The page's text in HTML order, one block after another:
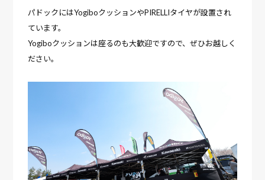
パドックにはYogiboクッションやPIRELLIタイヤが設置され
ています。
Yogiboクッションは座るのも大歓迎ですので、ぜひお越しく
ださい。